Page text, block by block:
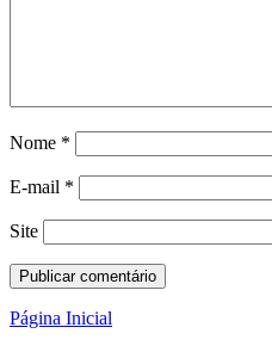
Nome *
E-mail *
Site
Página Inicial